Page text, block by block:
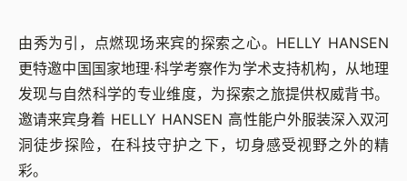
由秀为引，点燃现场来宾的探索之心。HELLY HANSEN
更特邀中国国家地理·科学考察作为学术支持机构，从地理
发现与自然科学的专业维度，为探索之旅提供权威背书。
邀请来宾身着 HELLY HANSEN 高性能户外服装深入双河
洞徒步探险，在科技守护之下，切身感受视野之外的精
彩。